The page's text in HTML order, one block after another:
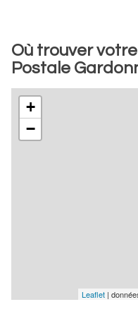
Où trouver
Postale
+
−
Leaflet |